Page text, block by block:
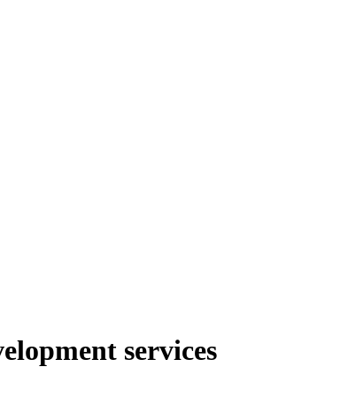
services